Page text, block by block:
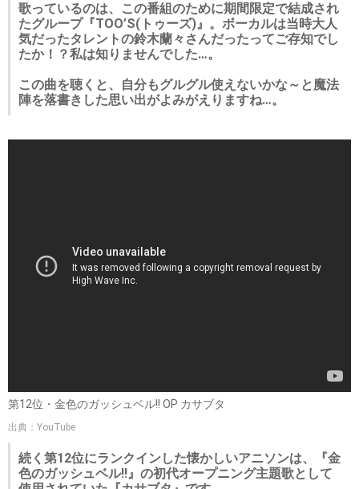
歌っているのは、この番組のために期間限定で結成され
たグループ『TOO’S(トゥーズ)』。ボーカルは当時大人
気だったタレントの鈴木蘭々さんだったってご存知でし
たか！？私は知りませんでした…。
この曲を聴くと、自分もグルグル使えないかな～と魔法
陣を落書きした思い出がよみがえりますね…。
第12位・金色のガッシュベル!! OP カサブタ
出典：YouTube
続く第12位にランクインした懐かしいアニソンは、『金
色のガッシュベル!!』の初代オープニング主題歌として